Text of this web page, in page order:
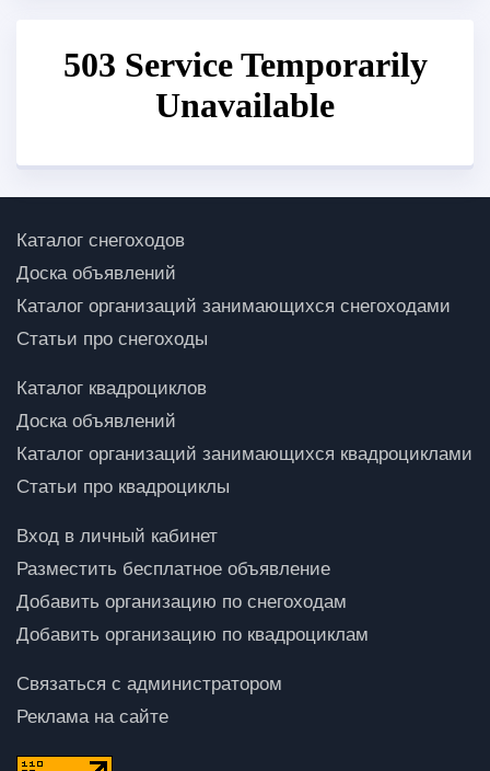
Каталог снегоходов
Доска объявлений
Каталог организаций занимающихся снегоходами
Статьи про снегоходы
Каталог квадроциклов
Доска объявлений
Каталог организаций занимающихся квадроциклами
Статьи про квадроциклы
Вход в личный кабинет
Разместить бесплатное объявление
Добавить организацию по снегоходам
Добавить организацию по квадроциклам
Связаться с администратором
Реклама на сайте